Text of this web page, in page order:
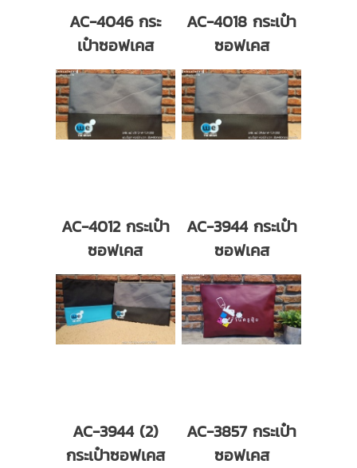
AC-4046 กระ
เป๋าซอฟเคส
AC-4018 กระเป๋า
ซอฟเคส
AC-4012 กระเป๋า
ซอฟเคส
AC-3944 กระเป๋า
ซอฟเคส
AC-3944 (2)
กระเป๋าซอฟเคส
AC-3857 กระเป๋า
ซอฟเคส